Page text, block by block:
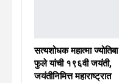
सत्यशोधक महात्मा ज्योतिबा
फुले यांची १९६वी जयंती,
जयंतीनिमित्त महाराष्ट्रात